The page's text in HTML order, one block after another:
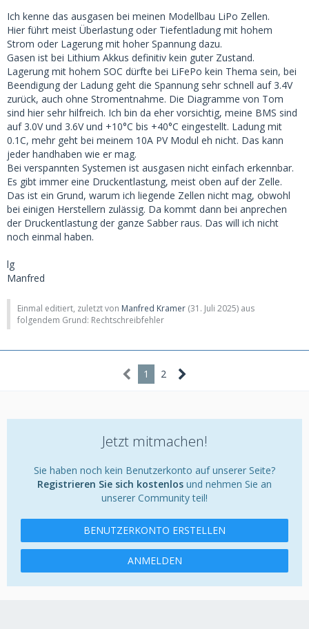
Ich kenne das ausgasen bei meinen Modellbau LiPo Zellen.
Hier führt meist Überlastung oder Tiefentladung mit hohem
Strom oder Lagerung mit hoher Spannung dazu.
Gasen ist bei Lithium Akkus definitiv kein guter Zustand.
Lagerung mit hohem SOC dürfte bei LiFePo kein Thema sein, bei
Beendigung der Ladung geht die Spannung sehr schnell auf 3.4V
zurück, auch ohne Stromentnahme. Die Diagramme von Tom
sind hier sehr hilfreich. Ich bin da eher vorsichtig, meine BMS sind
auf 3.0V und 3.6V und +10°C bis +40°C eingestellt. Ladung mit
0.1C, mehr geht bei meinem 10A PV Modul eh nicht. Das kann
jeder handhaben wie er mag.
Bei verspannten Systemen ist ausgasen nicht einfach erkennbar.
Es gibt immer eine Druckentlastung, meist oben auf der Zelle.
Das ist ein Grund, warum ich liegende Zellen nicht mag, obwohl
bei einigen Herstellern zulässig. Da kommt dann bei anprechen
der Druckentlastung der ganze Sabber raus. Das will ich nicht
noch einmal haben.
lg
Manfred
Einmal editiert, zuletzt von Manfred Kramer (31. Juli 2025) aus
folgendem Grund: Rechtschreibfehler
1 2
Jetzt mitmachen!
Sie haben noch kein Benutzerkonto auf unserer Seite?
Registrieren Sie sich kostenlos und nehmen Sie an
unserer Community teil!
BENUTZERKONTO ERSTELLEN
ANMELDEN